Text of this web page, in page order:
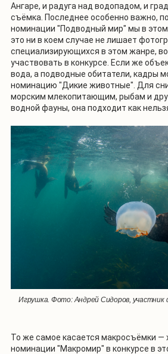
Ангаре, и радуга над водопадом, и
съёмка. Последнее особенно важно,
номинации "Подводный мир" мы в этом
это ни в коем случае не лишает
специализирующихся в этом жанре,
участвовать в конкурсе. Если же
вода, а подводные обитатели, кадры
номинацию "Дикие животные". Для
морским млекопитающим, рыбам и
водной фауны, она подходит как
Игрушка. Фото: Андрей Сидоров,
То же самое касается макросъёмки —
номинации "Макромир" в конкурсе в